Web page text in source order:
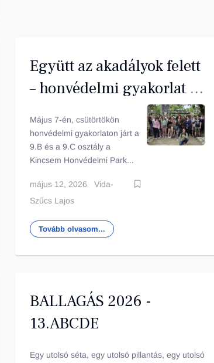
Együtt az akadályok felett
– honvédelmi gyakorlat a
Kincsem parkban
Május 7-én, csütörtökön
honvédelmi gyakorlaton járt a
9.B és a 9.C osztály a
Kincsem Honvédelmi Park...
május 12, 2026
Vida-
Szűcs Lajos
Tovább olvasom...
BALLAGÁS 2026 -
13.ABCDE
Egy utolsó séta, egy utolsó pillantás, egy utolsó